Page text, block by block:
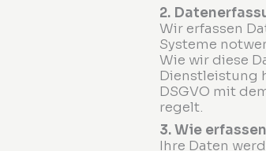
2.
Wir erfassen
Systeme
Wie wir diese
Dienstleistung
DSGVO mit
regelt.
3. Wie
Ihre Daten